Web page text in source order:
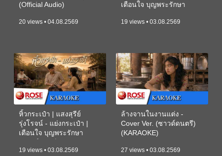
(Official Audio)
20 views • 04.08.2569
เตือนใจ บุญพระรักษา
19 views • 03.08.2569
หิ้วกระเป๋า | แสงสุรีย์
รุ่งโรจน์ - แย่งกระเป๋า |
เตือนใจ บุญพระรักษา
19 views • 03.08.2569
ล้างจานในงานแต่ง -
Cover Ver. (ซาวด์ดนตรี)
(KARAOKE)
27 views • 03.08.2569